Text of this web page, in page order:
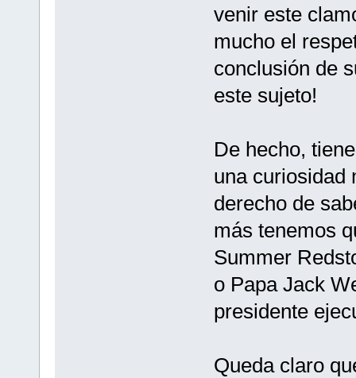
venir este
mucho el
conclusión de
este sujeto!
De hecho,
una curiosidad
derecho de
más tenemos
Summer
o Papa Jack
presidente
Queda claro